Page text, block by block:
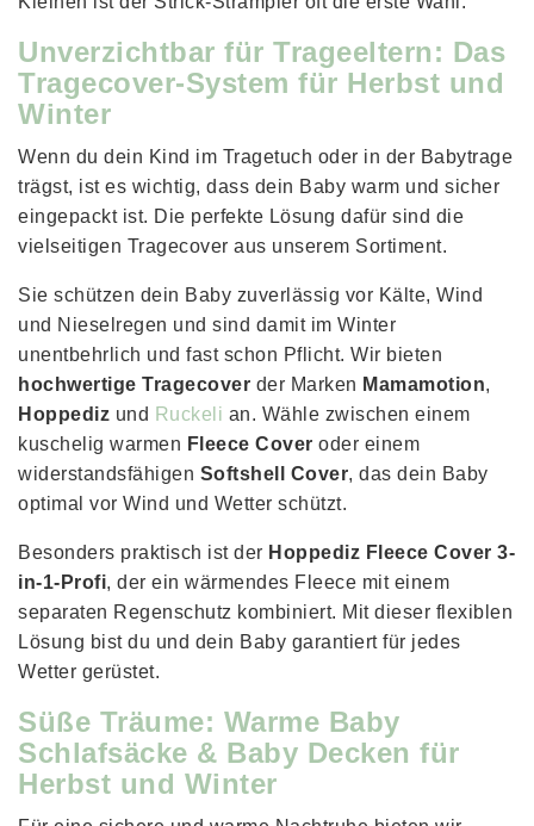
Unverzichtbar für Trageeltern: Das
Tragecover-System für Herbst und
Winter
Wenn du dein Kind im Tragetuch oder in der Babytrage
trägst, ist es wichtig, dass dein Baby warm und sicher
eingepackt ist. Die perfekte Lösung dafür sind die
vielseitigen Tragecover aus unserem Sortiment.
Sie schützen dein Baby zuverlässig vor Kälte, Wind
und Nieselregen und sind damit im Winter
unentbehrlich und fast schon Pflicht. Wir bieten
hochwertige Tragecover der Marken Mamamotion,
Hoppediz und Ruckeli an. Wähle zwischen einem
kuschelig warmen Fleece Cover oder einem
widerstandsfähigen Softshell Cover, das dein Baby
optimal vor Wind und Wetter schützt.
Besonders praktisch ist der Hoppediz Fleece Cover 3-
in-1-Profi, der ein wärmendes Fleece mit einem
separaten Regenschutz kombiniert. Mit dieser flexiblen
Lösung bist du und dein Baby garantiert für jedes
Wetter gerüstet.
Süße Träume: Warme Baby
Schlafsäcke & Baby Decken für
Herbst und Winter